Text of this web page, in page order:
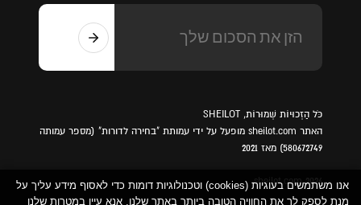
כֹּל הַזְכוּיוֹת שְׁמוּרוֹת, SHEILOT
האתר sheilot.com מופעל על ידי עמותת "בחירה לדורות" (מספר עמותה
580672749) מאז 2021
sheilot.com 2026
אנו משתמשים בעוגיות (cookies) וטכנולוגיות דומות כדי לאסוף מידע עליך על
מנת לספק לך את החוויה הטובה ביותר באתר שלנו. אנא עיין במטרות שלנו